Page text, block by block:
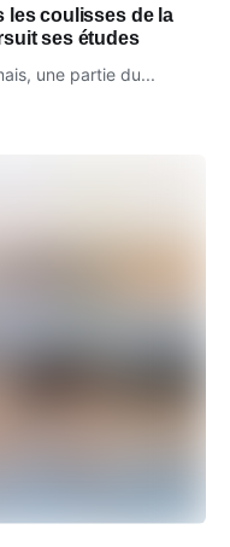
les coulisses de la
ses études
une partie du...